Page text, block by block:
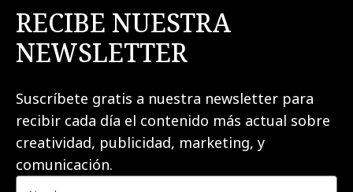
RECIBE NUESTRA
NEWSLETTER
Suscríbete gratis a nuestra newsletter para
recibir cada día el contenido más actual sobre
creatividad, publicidad, marketing, y
comunicación.